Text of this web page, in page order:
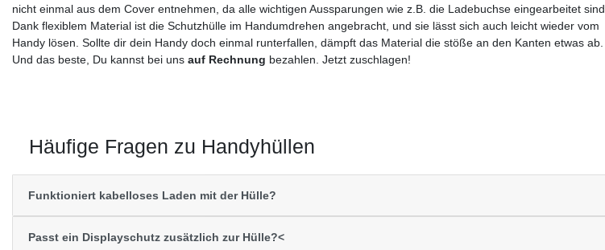
nicht einmal aus dem Cover entnehmen, da alle wichtigen Aussparungen wie z.B. die Ladebuchse eingearbeitet sind.
Dank flexiblem Material ist die Schutzhülle im Handumdrehen angebracht, und sie lässt sich auch leicht wieder vom
Handy lösen. Sollte dir dein Handy doch einmal runterfallen, dämpft das Material die stöße an den Kanten etwas ab.
Und das beste, Du kannst bei uns auf Rechnung bezahlen. Jetzt zuschlagen!
Häufige Fragen zu Handyhüllen
Funktioniert kabelloses Laden mit der Hülle?
Passt ein Displayschutz zusätzlich zur Hülle?<